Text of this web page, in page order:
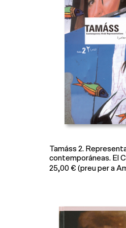
Tamáss 2.
contemporáneas. El
25,00 € (preu per a